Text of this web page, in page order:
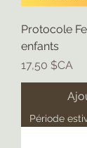
Protocole
enfants
Prix
17,50 $CA
Période